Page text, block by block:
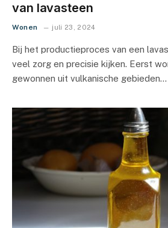
van lavasteen
Wonen juli 23, 2024
Bij het productieproces van een
veel zorg en precisie kijken. Eerst
gewonnen uit vulkanische gebieden…